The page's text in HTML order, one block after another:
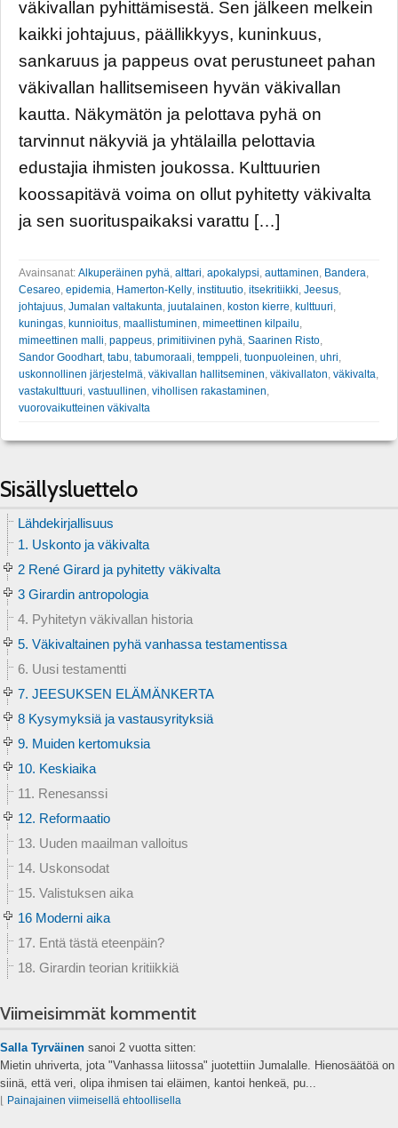
väkivallan pyhittämisestä. Sen jälkeen melkein
kaikki johtajuus, päällikkyys, kuninkuus,
sankaruus ja pappeus ovat perustuneet pahan
väkivallan hallitsemiseen hyvän väkivallan
kautta. Näkymätön ja pelottava pyhä on
tarvinnut näkyviä ja yhtälailla pelottavia
edustajia ihmisten joukossa. Kulttuurien
koossapitävä voima on ollut pyhitetty väkivalta
ja sen suorituspaikaksi varattu […]
Avainsanat: Alkuperäinen pyhä, alttari, apokalypsi, auttaminen, Bandera,
Cesareo, epidemia, Hamerton-Kelly, instituutio, itsekritiikki, Jeesus,
johtajuus, Jumalan valtakunta, juutalainen, koston kierre, kulttuuri,
kuningas, kunnioitus, maallistuminen, mimeettinen kilpailu,
mimeettinen malli, pappeus, primitiivinen pyhä, Saarinen Risto,
Sandor Goodhart, tabu, tabumoraali, temppeli, tuonpuoleinen, uhri,
uskonnollinen järjestelmä, väkivallan hallitseminen, väkivallaton, väkivalta,
vastakulttuuri, vastuullinen, vihollisen rakastaminen,
vuorovaikutteinen väkivalta
Sisällysluettelo
Lähdekirjallisuus
1. Uskonto ja väkivalta
2 René Girard ja pyhitetty väkivalta
3 Girardin antropologia
4. Pyhitetyn väkivallan historia
5. Väkivaltainen pyhä vanhassa testamentissa
6. Uusi testamentti
7. JEESUKSEN ELÄMÄNKERTA
8 Kysymyksiä ja vastausyrityksiä
9. Muiden kertomuksia
10. Keskiaika
11. Renesanssi
12. Reformaatio
13. Uuden maailman valloitus
14. Uskonsodat
15. Valistuksen aika
16 Moderni aika
17. Entä tästä eteenpäin?
18. Girardin teorian kritiikkiä
Viimeisimmät kommentit
Salla Tyrväinen sanoi 2 vuotta sitten:
Mietin uhriverta, jota "Vanhassa liitossa" juotettiin Jumalalle. Hienosäätöä on
siinä, että veri, olipa ihmisen tai eläimen, kantoi henkeä, pu...
Painajainen viimeisellä ehtoollisella